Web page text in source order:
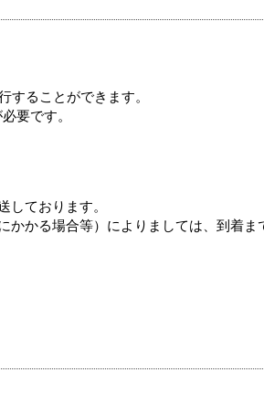
することができます。
要です。
しております。
かる場合等）によりましては、到着ま